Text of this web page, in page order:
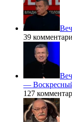
39
—
127